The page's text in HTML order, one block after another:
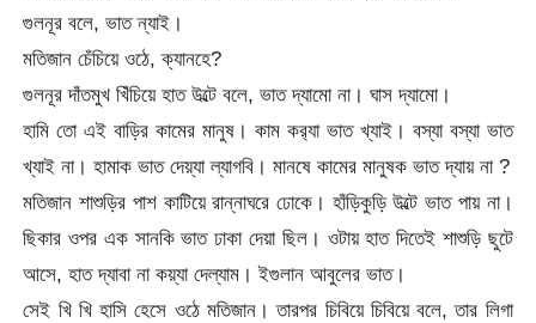
গুলনূর বলে, ভাত ন্যাই।
মতিজান চেঁচিয়ে ওঠে, ক্যানহে?
গুলনূর দাঁতমুখ খিঁচিয়ে হাত উল্টে বলে, ভাত দ্যামো না। ঘাস দ্যামো।
হামি তো এই বাড়ির কামের মানুষ। কাম কর‌্যা ভাত খ্যাই। বস্যা বস্যা ভাত
খ্যাই না। হামাক ভাত দেয়্যা ল্যাগবি। মানষে কামের মানুষক ভাত দ্যায় না ?
মতিজান শাশুড়ির পাশ কাটিয়ে রান্নাঘরে ঢোকে। হাঁড়িকুড়ি উল্টে ভাত পায় না।
ছিকার ওপর এক সানকি ভাত ঢাকা দেয়া ছিল। ওটায় হাত দিতেই শাশুড়ি ছুটে
আসে, হাত দ্যাবা না কয়্যা দেল্যাম। ইগুলান আবুলের ভাত।
সেই খি খি হাসি হেসে ওঠে মতিজান। তারপর চিবিয়ে চিবিয়ে বলে, তার লিগা